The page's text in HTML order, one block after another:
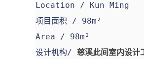
Location / Kun Ming
项目面积 / 98m²
Area / 98m²
设计机构/ 慈溪此间室内设计